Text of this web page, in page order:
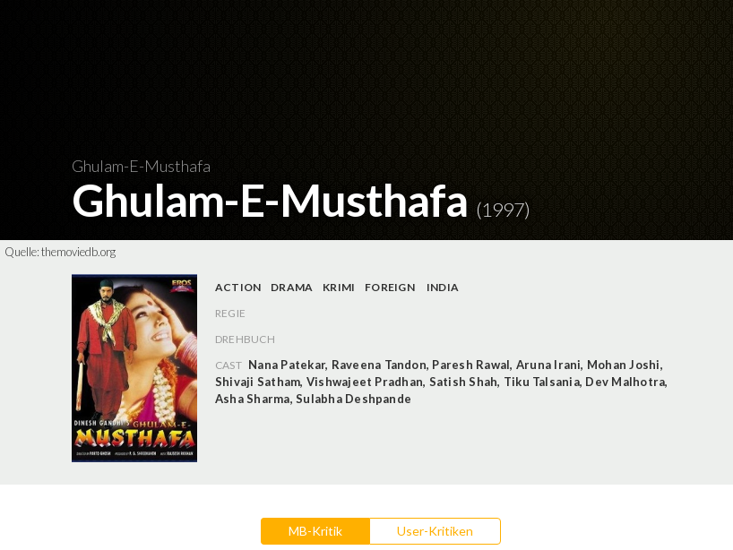
Ghulam-E-Musthafa
Ghulam-E-Musthafa (1997)
Quelle:themoviedb.org
ACTION DRAMA KRIMI FOREIGN
INDIA
REGIE
DREHBUCH
CAST Nana Patekar, Raveena Tandon, Paresh Rawal, Aruna Irani, Mohan Joshi,
Shivaji Satham, Vishwajeet Pradhan, Satish Shah, Tiku Talsania, Dev Malhotra,
Asha Sharma,Sulabha Deshpande
MB-Kritik User-Kritiken